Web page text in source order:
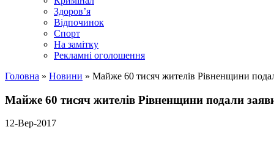
Здоров’я
Відпочинок
Спорт
На замітку
Рекламні оголошення
Головна » Новини » Майже 60 тисяч жителів Рівненщини
Майже 60 тисяч жителів Рівненщини подали
12-Вер-2017